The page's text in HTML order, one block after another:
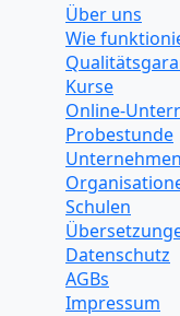
Über uns
Wie
Kurse
Online-
Probestunde
Schulen
Datenschutz
AGBs
Impressum